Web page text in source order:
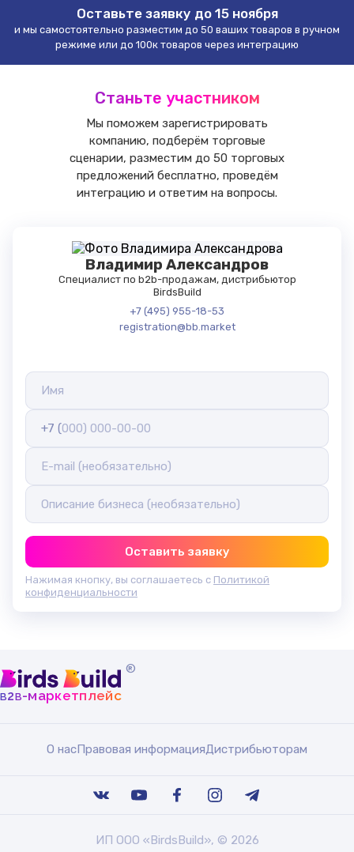
Стоимость проверки
сум
Оплатить
Комментарий специалиста
Оставьте заявку до 15 ноября
и мы самостоятельно разместим до 50 ваших товаров в ручном
режиме или до 100к товаров через интеграцию
Станьте участником
Мы поможем зарегистрировать
компанию, подберём торговые
сценарии, разместим до 50 торговых
предложений бесплатно, проведём
интеграцию и ответим на вопросы.
Владимир Александров
Специалист по b2b-продажам, дистрибьютор
BirdsBuild
+7 (495) 955-18-53
registration@bb.market
+7 (
Оставить заявку
Нажимая кнопку, вы соглашаетесь с Политикой
конфиденциальности
®
b2b-маркетплейс
О насПравовая информацияДистрибьюторам
ИП ООО «BirdsBuild», © 2026